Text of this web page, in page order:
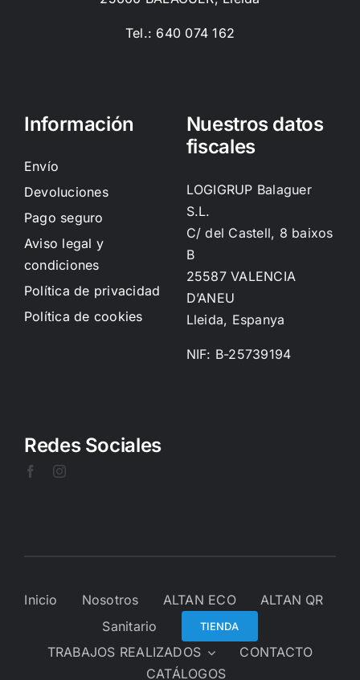
Tel.: 640 074 162
Información
Envío
Devoluciones
Pago seguro
Aviso legal y
condiciones
Política de privacidad
Política de cookies
Nuestros datos
fiscales
LOGIGRUP Balaguer
S.L.
C/ del Castell, 8 baixos
B
25587 VALENCIA
D’ANEU
Lleida, Espanya
NIF: B-25739194
Redes Sociales
Inicio Nosotros ALTAN ECO
ALTAN QR
Sanitario
TIENDA
TRABAJOS REALIZADOS
CONTACTO
CATÁLOGOS